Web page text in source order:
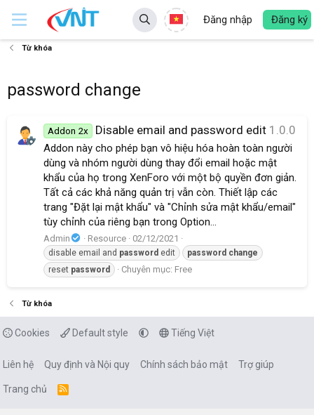
Đăng nhập Đăng ký
Từ khóa
password change
Addon 2x Disable email and password edit 1.0.0
Addon này cho phép bạn vô hiệu hóa hoàn toàn người
dùng và nhóm người dùng thay đổi email hoặc mật
khẩu của họ trong XenForo với một bộ quyền đơn giản.
Tất cả các khả năng quản trị vẫn còn. Thiết lập các
trang "Đặt lại mật khẩu" và "Chỉnh sửa mật khẩu/email"
tùy chỉnh của riêng bạn trong Option...
Admin Resource 02/12/2021
disable email and password edit password change
reset password Chuyên mục: Free
Từ khóa
Cookies Default style Tiếng Việt
Liên hệ Quy định và Nội quy Chính sách bảo mật Trợ giúp
Trang chủ
R